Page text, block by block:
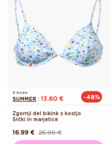
S kodo
SUMMER : 13.60 € -48%
Zgornji del bikink s kostjo
Srčki in marjetice
Redna
cena
25.99 €
Akcijska
cena
16.99 €